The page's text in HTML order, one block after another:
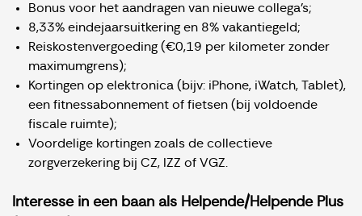
Bonus voor het aandragen van nieuwe collega’s;
8,33% eindejaarsuitkering en 8% vakantiegeld;
Reiskostenvergoeding (€0,19 per kilometer zonder
maximumgrens);
Kortingen op elektronica (bijv: iPhone, iWatch, Tablet),
een fitnessabonnement of fietsen (bij voldoende
fiscale ruimte);
Voordelige kortingen zoals de collectieve
zorgverzekering bij CZ, IZZ of VGZ.
Interesse in een baan als Helpende/Helpende Plus